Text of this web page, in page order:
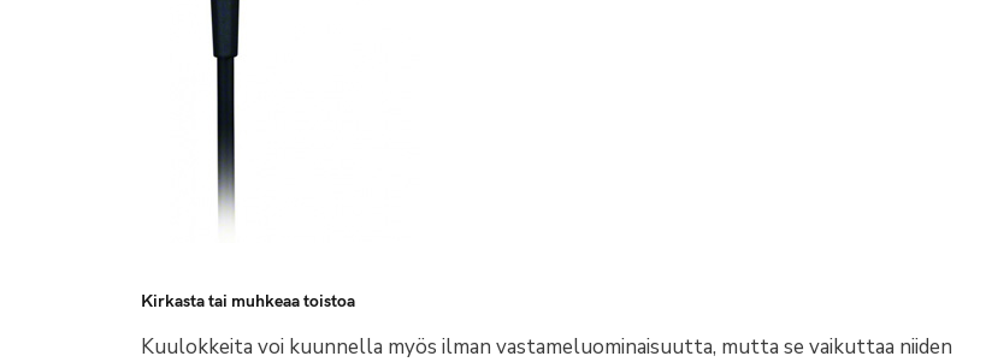
Kirkasta tai muhkeaa toistoa
Kuulokkeita voi kuunnella myös ilman vastameluominaisuutta, mutta se vaikuttaa niiden